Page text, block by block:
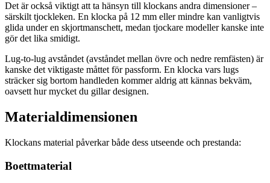
Det är också viktigt att ta hänsyn till klockans andra dimensioner –
särskilt tjockleken. En klocka på 12 mm eller mindre kan vanligtvis
glida under en skjortmanschett, medan tjockare modeller kanske inte
gör det lika smidigt.
Lug-to-lug avståndet (avståndet mellan övre och nedre remfästen) är
kanske det viktigaste måttet för passform. En klocka vars lugs
sträcker sig bortom handleden kommer aldrig att kännas bekväm,
oavsett hur mycket du gillar designen.
Materialdimensionen
Klockans material påverkar både dess utseende och prestanda:
Boettmaterial